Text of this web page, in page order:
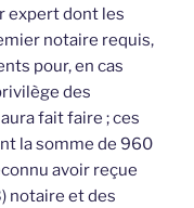
expert dont les
notaire requis,
pour, en cas
des
fait faire ; ces
la somme de 960
avoir reçue
notaire et des